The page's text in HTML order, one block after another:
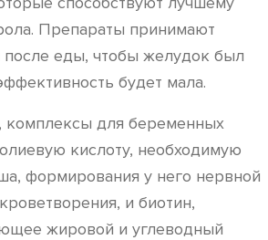
Препараты принимают
после еды, чтобы желудок был
будет мала.
комплексы для беременных
кислоту, необходимую
формирования у него нервной
и биотин,
жировой и углеводный